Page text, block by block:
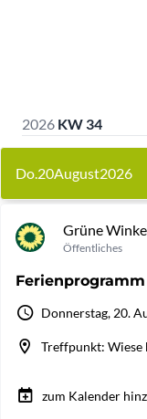
2026 KW 34
Do.20August2026
Grüne
Öffentliches
Donnerstag, 20.
Treffpunkt: Wiese
zum Kalender